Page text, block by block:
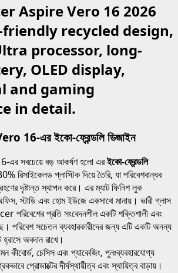
Aspire Vero 16 2026
friendly recycled design,
processor, long-
OLED display,
and gaming
in detail.
16-এর ইকো-ফ্রেন্ডলি ডিজাইন
সবচেয়ে বড় আকর্ষণ হলো এরইকো-ফ্রেন্ডলি
রিসাইকেলড প্লাস্টিক দিয়ে তৈরি, যা পরিবেশবান্ধব
দৃষ্টান্ত স্থাপন করে। এর ম্যাট ফিনিশ লুক
স্টাডি এবং হোম ইউজে একসাথে মানায়। ভারী গ্লাস
পরিবেশের প্রতি সংবেদনশীল একটি শক্তিশালী এবং
পরিবেশ সচেতন ব্যবহারকারীদের জন্য এটি একটি অনন্য
অবদান রাখে।
কীবোর্ড, চেসিস এবং প্যাকেজিং, পুনঃব্যবহারযোগ্য
প্রোডাক্টের দীর্ঘস্থায়ীত্ব এবং স্থায়িত্ব বাড়ায়।